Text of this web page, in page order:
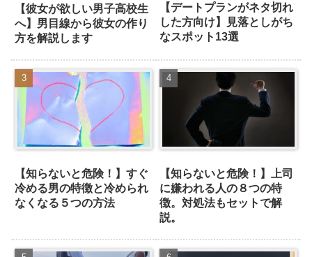
【彼女が欲しい男子高校生
へ】男目線から彼女の作り
方を解説します
【デートプランがネタ切れ
した方向け】見落としがち
なスポット13選
【知らないと危険！】すぐ
冷める男の特徴と冷められ
なくなる５つの方法
【知らないと危険！】上司
に嫌われる人の８つの特
徴。対処法もセットで解
説。